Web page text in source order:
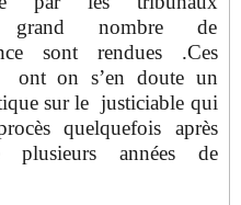
nombre de
sont rendues .Ces
ont on s’en doute un
sur le justiciable qui
quelquefois après
années de